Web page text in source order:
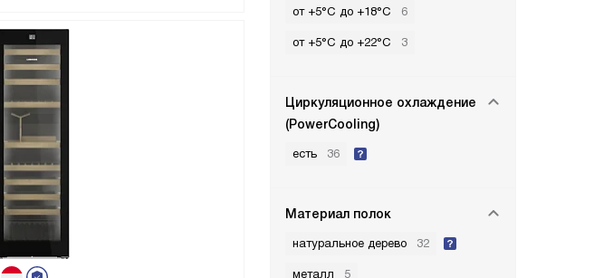
от +5°C до +18°C 6
от +5°C до +22°C 3
Циркуляционное охлаждение
(PowerCooling)
есть 36
Материал полок
натуральное дерево 32
металл 5